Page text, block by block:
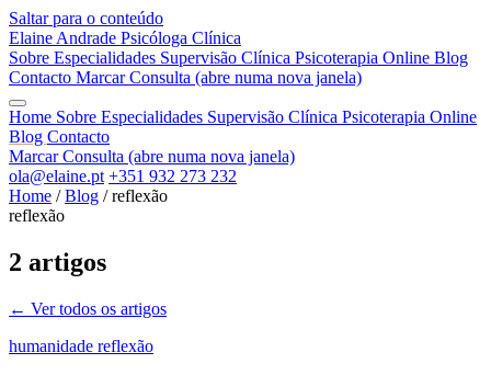
Saltar para o conteúdo
Elaine Andrade Psicóloga Clínica
Sobre Especialidades Supervisão Clínica Psicoterapia Online Blog
Contacto Marcar Consulta (abre numa nova janela)
Home Sobre Especialidades Supervisão Clínica Psicoterapia Online
Blog Contacto
Marcar Consulta (abre numa nova janela)
ola@elaine.pt +351 932 273 232
Home / Blog / reflexão
reflexão
2 artigos
← Ver todos os artigos
humanidade reflexão